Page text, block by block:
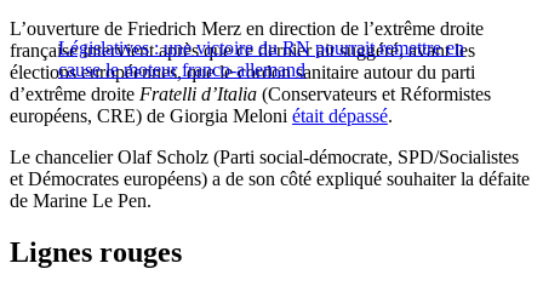
Législatives : une victoire du RN pourrait remettre en
cause le moteur franco-allemand
L’ouverture de Friedrich Merz en direction de l’extrême droite
française intervient après que ce dernier ait suggéré, avant les
élections européennes, que le cordon sanitaire autour du parti
d’extrême droite Fratelli d’Italia (Conservateurs et Réformistes
européens, CRE) de Giorgia Meloni était dépassé.
Le chancelier Olaf Scholz (Parti social-démocrate, SPD/Socialistes
et Démocrates européens) a de son côté expliqué souhaiter la défaite
de Marine Le Pen.
Lignes rouges